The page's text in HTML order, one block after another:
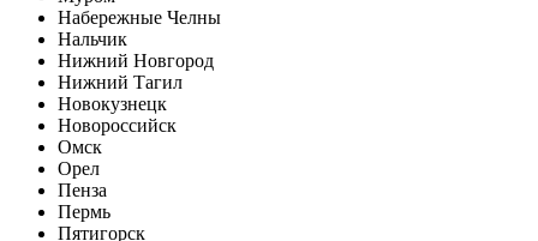
Набережные Челны
Нальчик
Нижний Новгород
Нижний Тагил
Новокузнецк
Новороссийск
Омск
Орел
Пенза
Пермь
Пятигорск